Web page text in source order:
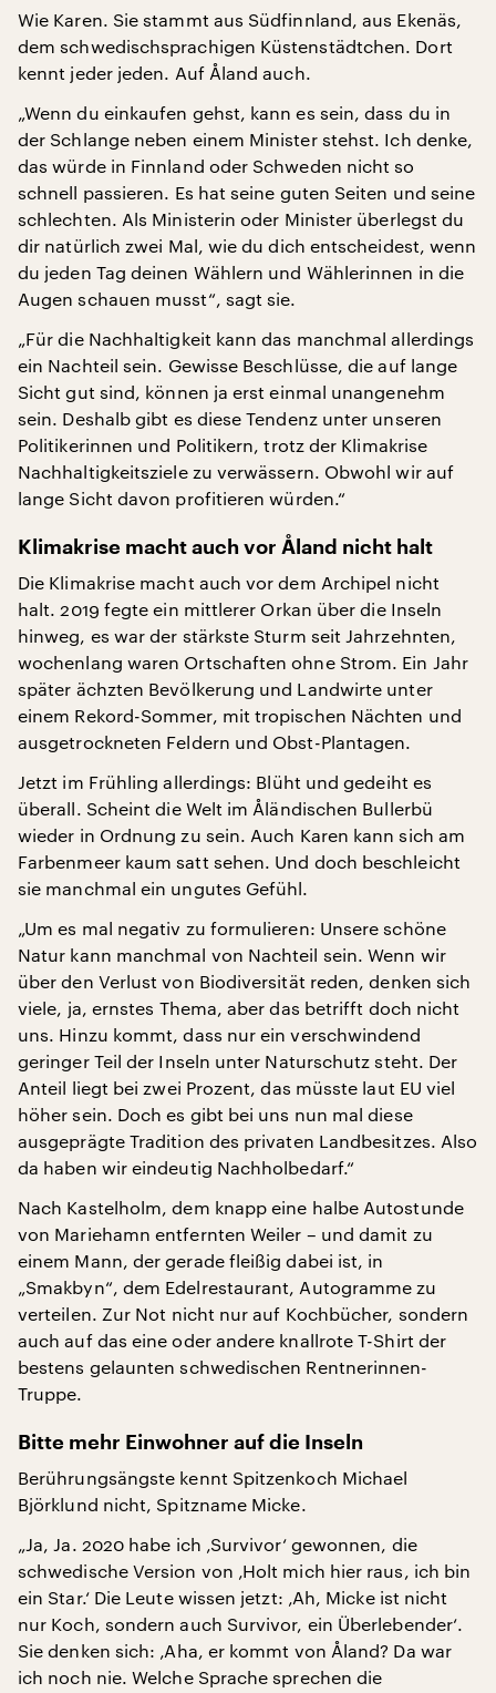
Wie Karen. Sie stammt aus Südfinnland, aus Ekenäs,
dem schwedischsprachigen Küstenstädtchen. Dort
kennt jeder jeden. Auf Åland auch.
„Wenn du einkaufen gehst, kann es sein, dass du in
der Schlange neben einem Minister stehst. Ich denke,
das würde in Finnland oder Schweden nicht so
schnell passieren. Es hat seine guten Seiten und seine
schlechten. Als Ministerin oder Minister überlegst du
dir natürlich zwei Mal, wie du dich entscheidest, wenn
du jeden Tag deinen Wählern und Wählerinnen in die
Augen schauen musst“, sagt sie.
„Für die Nachhaltigkeit kann das manchmal allerdings
ein Nachteil sein. Gewisse Beschlüsse, die auf lange
Sicht gut sind, können ja erst einmal unangenehm
sein. Deshalb gibt es diese Tendenz unter unseren
Politikerinnen und Politikern, trotz der Klimakrise
Nachhaltigkeitsziele zu verwässern. Obwohl wir auf
lange Sicht davon profitieren würden.“
Klimakrise macht auch vor Åland nicht halt
Die Klimakrise macht auch vor dem Archipel nicht
halt. 2019 fegte ein mittlerer Orkan über die Inseln
hinweg, es war der stärkste Sturm seit Jahrzehnten,
wochenlang waren Ortschaften ohne Strom. Ein Jahr
später ächzten Bevölkerung und Landwirte unter
einem Rekord-Sommer, mit tropischen Nächten und
ausgetrockneten Feldern und Obst-Plantagen.
Jetzt im Frühling allerdings: Blüht und gedeiht es
überall. Scheint die Welt im Åländischen Bullerbü
wieder in Ordnung zu sein. Auch Karen kann sich am
Farbenmeer kaum satt sehen. Und doch beschleicht
sie manchmal ein ungutes Gefühl.
„Um es mal negativ zu formulieren: Unsere schöne
Natur kann manchmal von Nachteil sein. Wenn wir
über den Verlust von Biodiversität reden, denken sich
viele, ja, ernstes Thema, aber das betrifft doch nicht
uns. Hinzu kommt, dass nur ein verschwindend
geringer Teil der Inseln unter Naturschutz steht. Der
Anteil liegt bei zwei Prozent, das müsste laut EU viel
höher sein. Doch es gibt bei uns nun mal diese
ausgeprägte Tradition des privaten Landbesitzes. Also
da haben wir eindeutig Nachholbedarf.“
Nach Kastelholm, dem knapp eine halbe Autostunde
von Mariehamn entfernten Weiler – und damit zu
einem Mann, der gerade fleißig dabei ist, in
„Smakbyn“, dem Edelrestaurant, Autogramme zu
verteilen. Zur Not nicht nur auf Kochbücher, sondern
auch auf das eine oder andere knallrote T-Shirt der
bestens gelaunten schwedischen Rentnerinnen-
Truppe.
Bitte mehr Einwohner auf die Inseln
Berührungsängste kennt Spitzenkoch Michael
Björklund nicht, Spitzname Micke.
„Ja, Ja. 2020 habe ich ‚Survivor‘ gewonnen, die
schwedische Version von ‚Holt mich hier raus, ich bin
ein Star.‘ Die Leute wissen jetzt: ‚Ah, Micke ist nicht
nur Koch, sondern auch Survivor, ein Überlebender‘.
Sie denken sich: ‚Aha, er kommt von Åland? Da war
ich noch nie. Welche Sprache sprechen die